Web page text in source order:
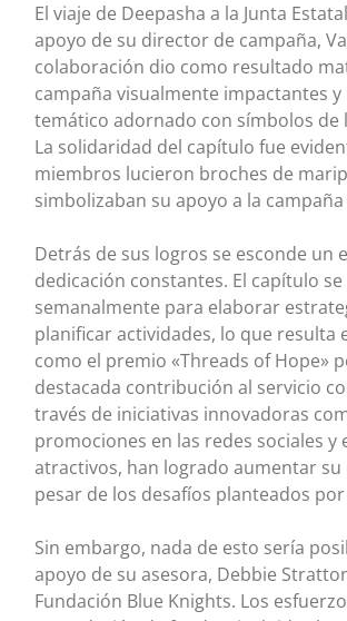
El viaje de Deepasha a la Junta
apoyo de su director de campaña,
colaboración dio como resultado
campaña visualmente impactantes
temático adornado con símbolos de
La solidaridad del capítulo fue
miembros lucieron broches de
simbolizaban su apoyo a la
Detrás de sus logros se esconde un
dedicación constantes. El capítulo
semanalmente para elaborar
planificar actividades, lo que resulta
como el premio «Threads of Hope»
destacada contribución al servicio
través de iniciativas innovadoras
promociones en las redes sociales y
atractivos, han logrado aumentar su
pesar de los desafíos planteados
Sin embargo, nada de esto sería
apoyo de su asesora, Debbie
Fundación Blue Knights. Los